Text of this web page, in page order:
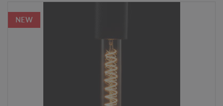
NEW